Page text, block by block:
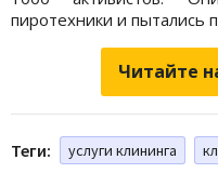
пиротехники и пытались
Читайте
Теги: услуги клининга